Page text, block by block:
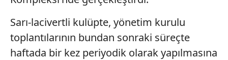
Sarı-lacivertli kulüpte, yönetim kurulu
toplantılarının bundan sonraki süreçte
haftada bir kez periyodik olarak yapılmasına